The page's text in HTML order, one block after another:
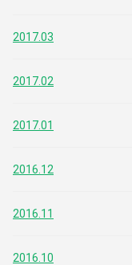
2017.03
2017.02
2017.01
2016.12
2016.11
2016.10